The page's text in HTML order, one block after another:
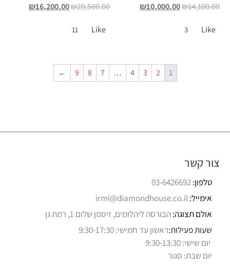
₪14,100.00
₪10,000.00
Like
3
₪20,500.00
₪16,200.00
Like
11
1
2
3
4
…
7
8
9
←
צור קשר
טלפון:03-6426692
אימייל:irmi@diamondhouse.co.il
אולם תצוגה: הבורסה ליהלומים, זיסמן שלום 1, רמת גן
שעות פעילות:ראשון עד חמישי: 9:30-17:30
יום שישי: 9:30-13:30
יום שבת: סגור